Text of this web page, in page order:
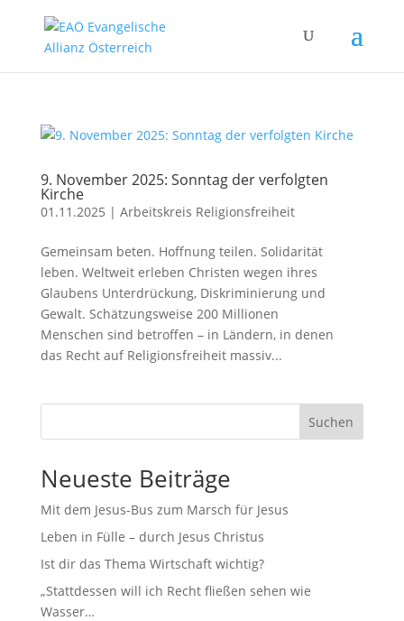
9. November 2025: Sonntag der verfolgten
Kirche
01.11.2025 | Arbeitskreis Religionsfreiheit
Gemeinsam beten. Hoffnung teilen. Solidarität
leben. Weltweit erleben Christen wegen ihres
Glaubens Unterdrückung, Diskriminierung und
Gewalt. Schätzungsweise 200 Millionen
Menschen sind betroffen – in Ländern, in denen
das Recht auf Religionsfreiheit massiv...
Suchen
Neueste Beiträge
Mit dem Jesus-Bus zum Marsch für Jesus
Leben in Fülle – durch Jesus Christus
Ist dir das Thema Wirtschaft wichtig?
„Stattdessen will ich Recht fließen sehen wie
Wasser…